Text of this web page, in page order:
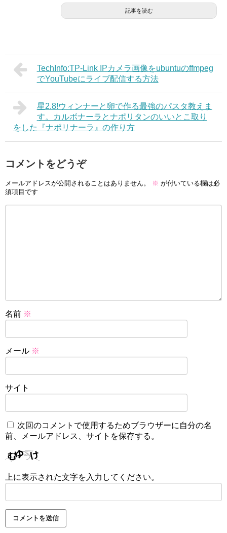
記事を読む
TechInfo:TP-Link IPカメラ画像をubuntuのffmpeg
でYouTubeにライブ配信する方法
星2.8!ウィンナーと卵で作る最強のパスタ教えま
す。カルボナーラとナポリタンのいいとこ取り
をした『ナポリナーラ』の作り方
コメントをどうぞ
メールアドレスが公開されることはありません。 ※ が付いている欄は必
須項目です
名前 ※
メール ※
サイト
次回のコメントで使用するためブラウザーに自分の名
前、メールアドレス、サイトを保存する。
上に表示された文字を入力してください。